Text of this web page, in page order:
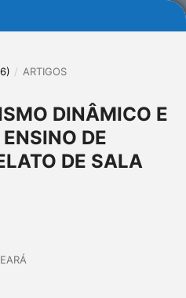
/ ARTIGOS
DINÂMICO E
DE
DE SALA